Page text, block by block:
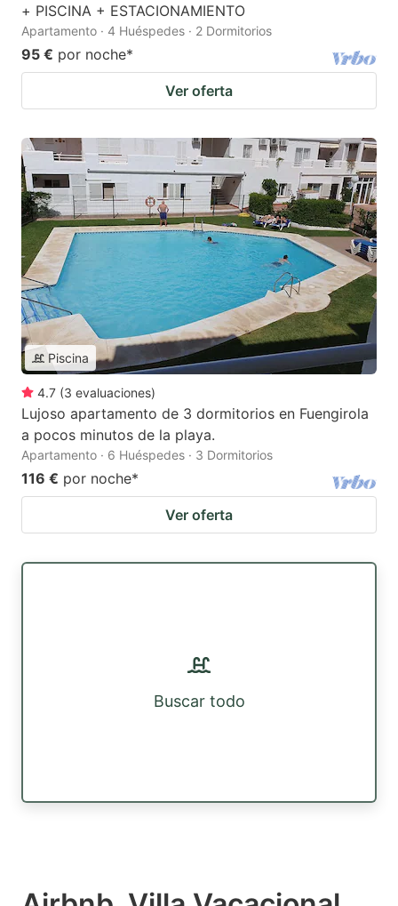
+ PISCINA + ESTACIONAMIENTO
Apartamento · 4 Huéspedes · 2 Dormitorios
95 € por noche*
Ver oferta
Piscina
4.7 (3 evaluaciones)
Lujoso apartamento de 3 dormitorios en Fuengirola
a pocos minutos de la playa.
Apartamento · 6 Huéspedes · 3 Dormitorios
116 € por noche*
Ver oferta
Buscar todo